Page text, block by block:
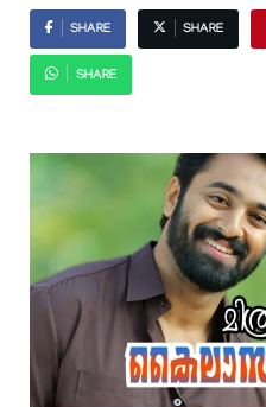
SHARE SHARE
SHARE